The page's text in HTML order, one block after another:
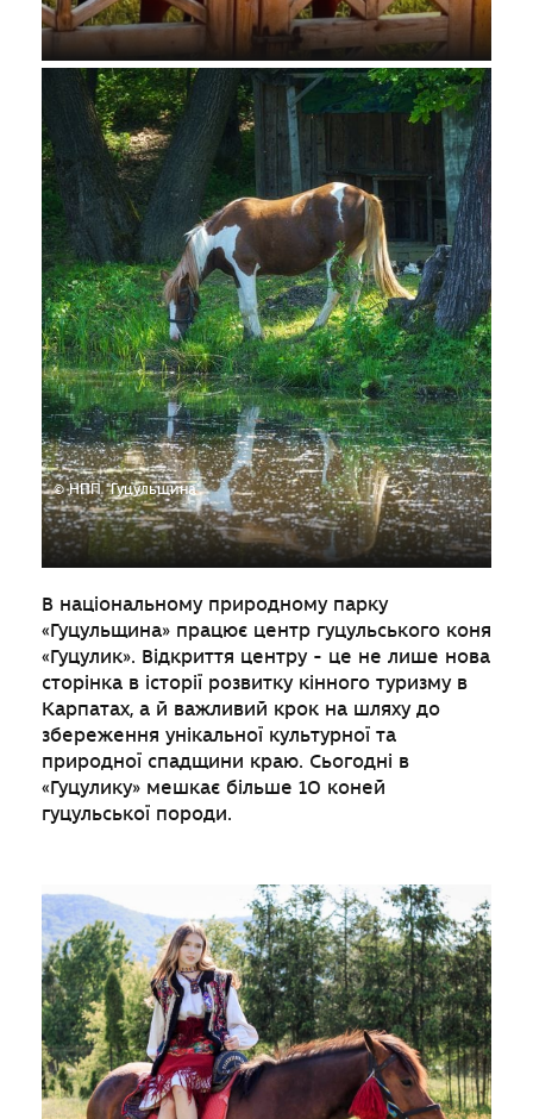
© НПП "Гуцульщина"
В національному природному парку
«Гуцульщина» працює центр гуцульського коня
«Гуцулик». Відкриття центру - це не лише нова
сторінка в історії розвитку кінного туризму в
Карпатах, а й важливий крок на шляху до
збереження унікальної культурної та
природної спадщини краю. Сьогодні в
«Гуцулику» мешкає більше 10 коней
гуцульської породи.